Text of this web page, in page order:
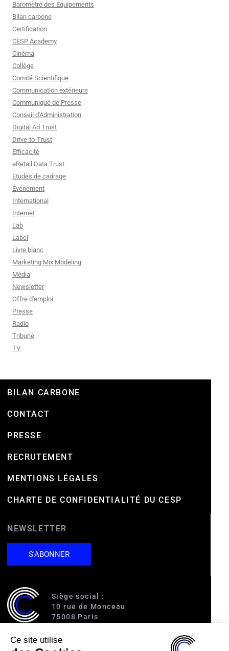
Baromètre des Equipements
Bilan carbone
Certification
CESP Academy
Cinéma
Collège
Comité Scientifique
Communication extérieure
Communiqué de Presse
Conseil d'Administration
Digital Ad Trust
Drive-to-Trust
Efficacité
eRetail Data Trust
Etudes de cadrage
Événement
International
Internet
Lab
Label
Livre blanc
Marketing Mix Modeling
Média
Newsletter
Offre d'emploi
Presse
Radio
Tribune
TV
BILAN CARBONE
CONTACT
PRESSE
RECRUTEMENT
MENTIONS LÉGALES
CHARTE DE CONFIDENTIALITÉ DU CESP
NEWSLETTER
S'ABONNER
Siège social :
10 rue de Monceau
75008 Paris
Accès :
Ce site utilise